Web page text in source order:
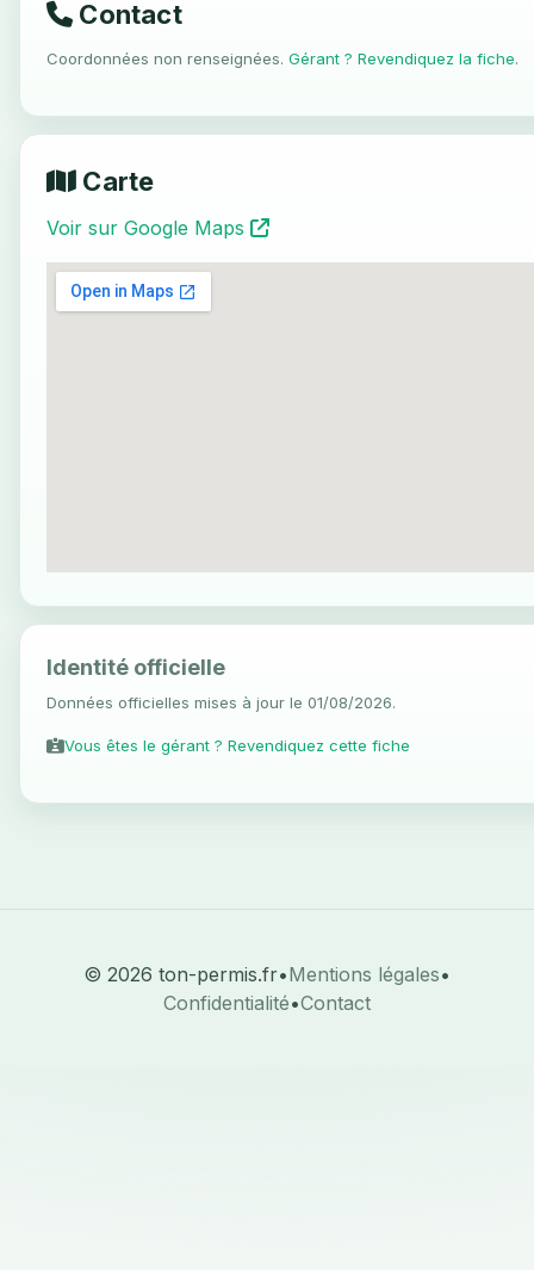
Contact
Coordonnées non renseignées. Gérant ? Revendiquez la fiche.
Carte
Voir sur Google Maps
Identité officielle
Données officielles mises à jour le 01/08/2026.
Vous êtes le gérant ? Revendiquez cette fiche
© 2026 ton-permis.fr•Mentions légales•
Confidentialité•Contact